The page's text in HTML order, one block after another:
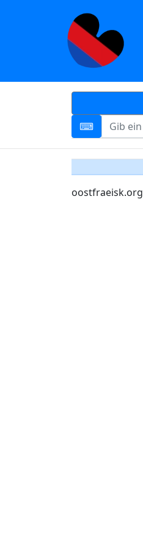
oostfraeisk.org